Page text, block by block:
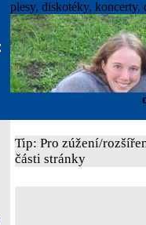
plesy, diskotéky,
Tip: Pro zúžení/
části stránky